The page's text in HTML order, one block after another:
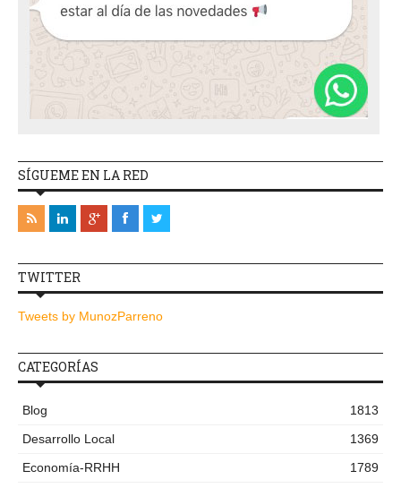
SÍGUEME EN LA RED
TWITTER
Tweets by MunozParreno
CATEGORÍAS
Blog
1813
Desarrollo Local
1369
Economía-RRHH
1789